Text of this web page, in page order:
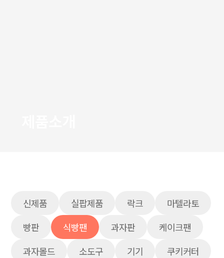
신제품 실팝제품 락크
마텔라토
빵판
식빵팬 과자판
케이크팬
과자몰드
소도구 기기 쿠키커터